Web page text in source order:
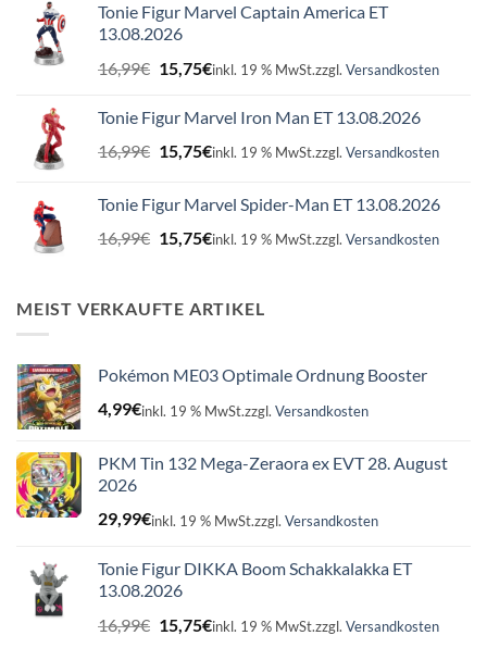
Tonie Figur Marvel Captain America ET
13.08.2026
16,99€ Ursprünglicher
Preis
16,99€
15,75€Aktueller
15,75€.
inkl. 19 % MwSt.zzgl. Versandkosten
Tonie Figur Marvel Iron Man ET 13.08.2026
16,99€ Ursprünglicher
Preis
16,99€
15,75€Aktueller
15,75€.
inkl. 19 % MwSt.zzgl. Versandkosten
Tonie Figur Marvel Spider-Man ET 13.08.2026
16,99€ Ursprünglicher
Preis
16,99€
15,75€Aktueller
15,75€.
inkl. 19 % MwSt.zzgl. Versandkosten
MEIST VERKAUFTE ARTIKEL
Pokémon ME03 Optimale Ordnung Booster
4,99€inkl. 19 % MwSt.zzgl. Versandkosten
PKM Tin 132 Mega-Zeraora ex EVT 28. August
2026
29,99€inkl. 19 % MwSt.zzgl. Versandkosten
Tonie Figur DIKKA Boom Schakkalakka ET
13.08.2026
16,99€ Ursprünglicher
Preis
15,75€Aktueller
inkl. 19 % MwSt.zzgl. Versandkosten